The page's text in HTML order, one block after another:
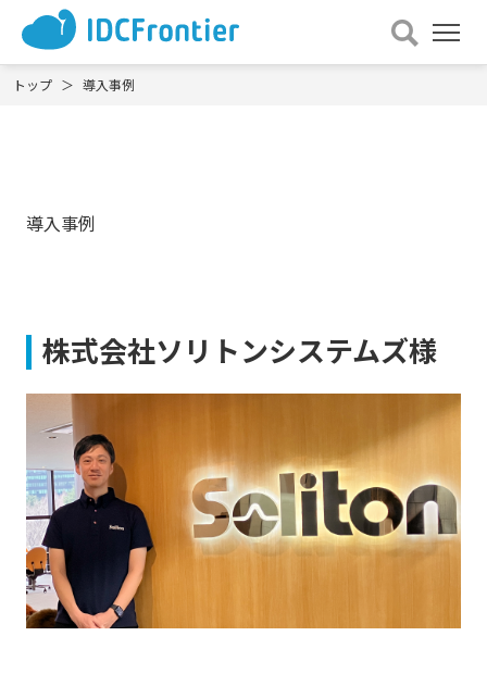
メ
ニュー
トップ 導入事例
導入事例
株式会社ソリトンシステムズ様